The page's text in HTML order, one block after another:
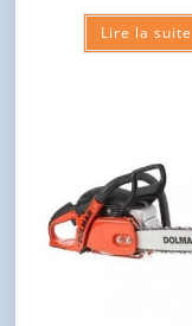
Lire la suite